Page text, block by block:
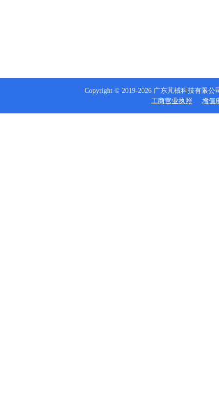
Copyright © 2019-2026 广东芃棫科技有限
工商营业执照
增值